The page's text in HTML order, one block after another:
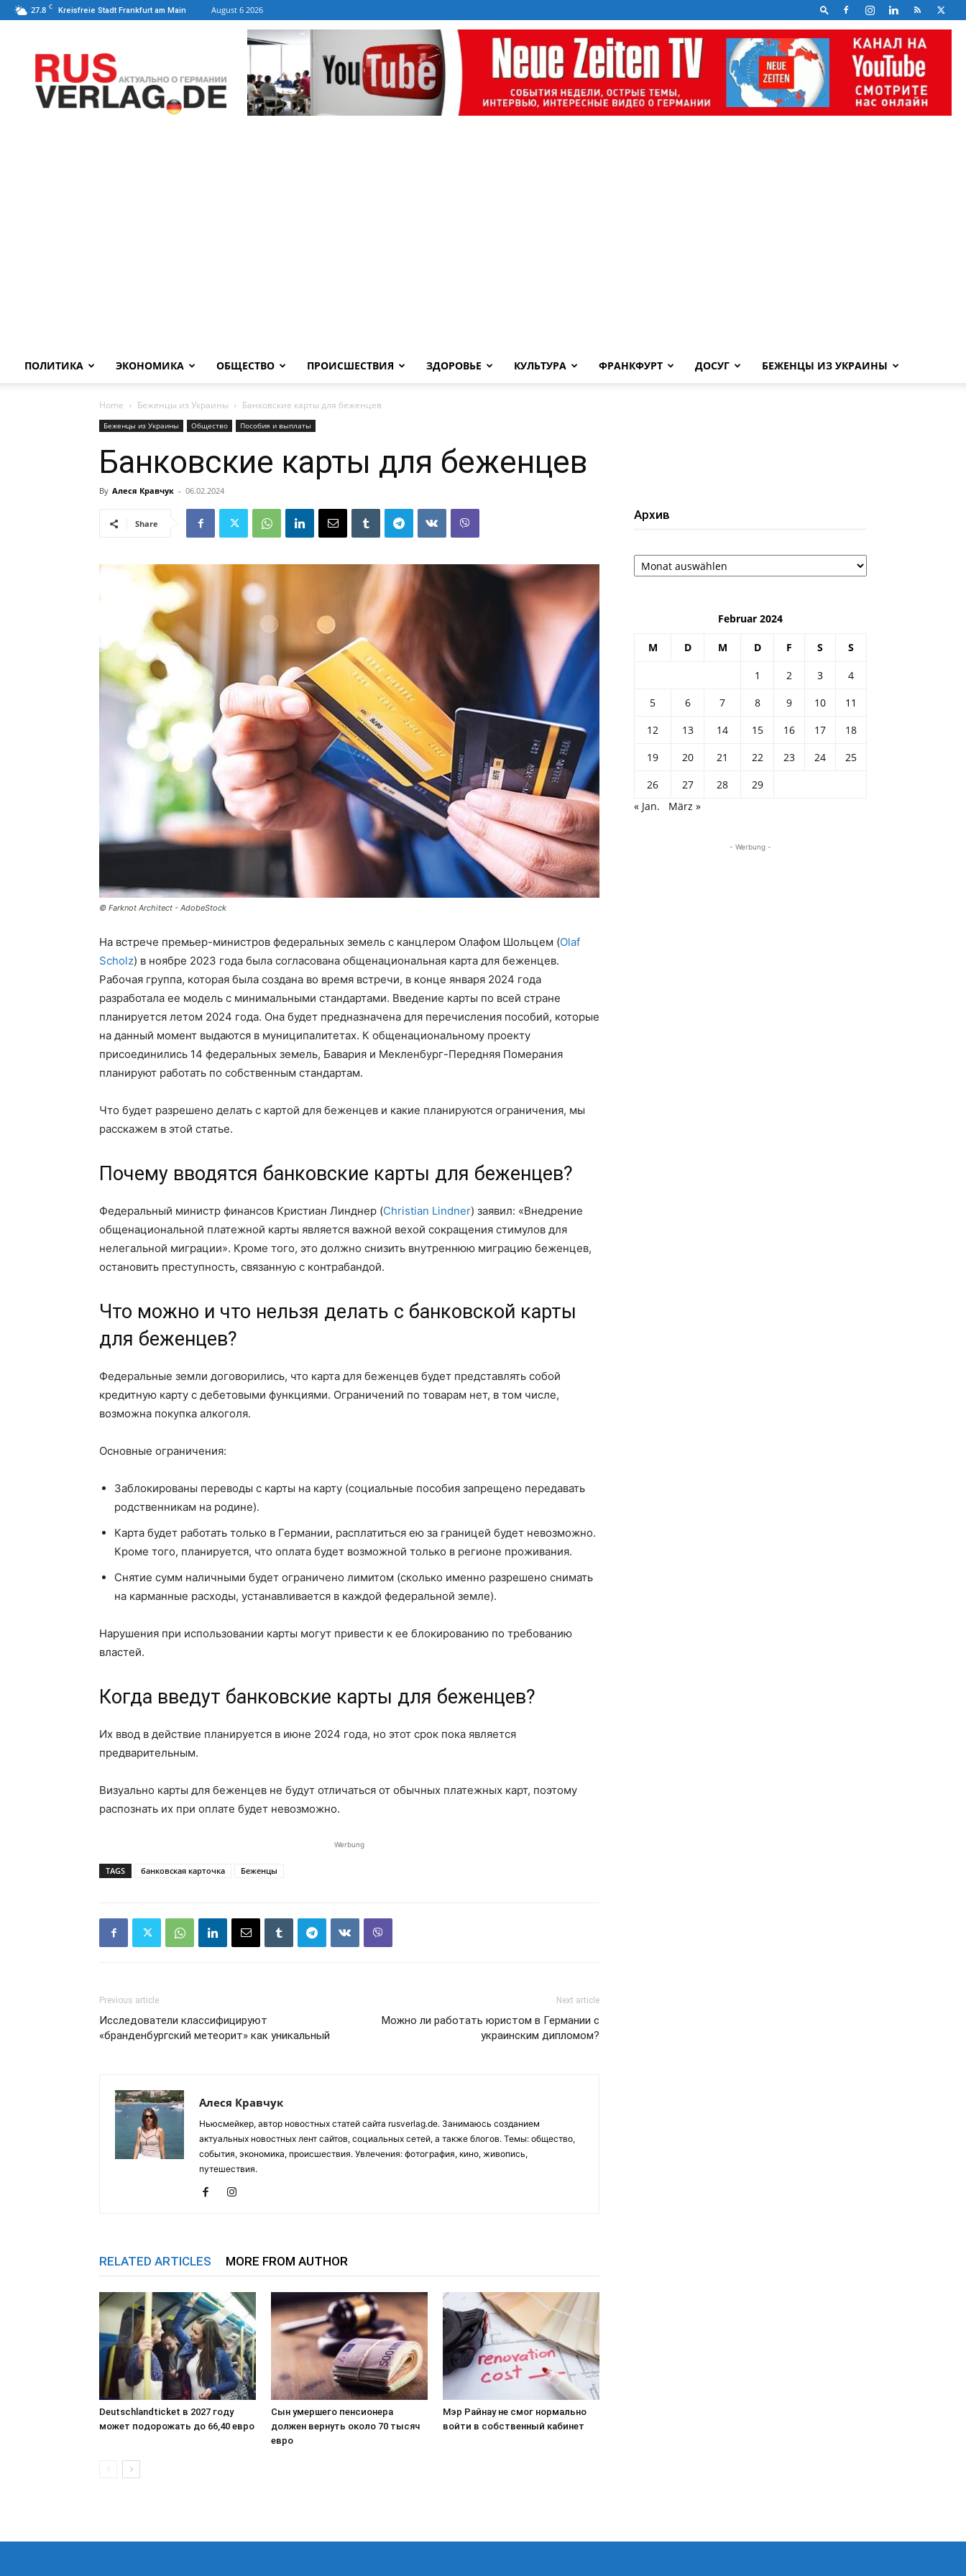
27.8 C Kreisfreie Stadt Frankfurt am Main August 6 2026
ПОЛИТИКА ЭКОНОМИКА ОБЩЕСТВО ПРОИСШЕСТВИЯ ЗДОРОВЬЕ КУЛЬТУРА ФРАНКФУРТ ДОСУГ БЕЖЕНЦЫ ИЗ УКРАИНЫ
Home Беженцы из Украины Банковские карты для беженцев
Беженцы из Украины Общество Пособия и выплаты
Банковские карты для беженцев
By Алеся Кравчук - 06.02.2024
Share
© Farknot Architect - AdobeStock
На встрече премьер-министров федеральных земель с канцлером Олафом Шольцем (Olaf
Scholz) в ноябре 2023 года была согласована общенациональная карта для беженцев.
Рабочая группа, которая была создана во время встречи, в конце января 2024 года
разработала ее модель с минимальными стандартами. Введение карты по всей стране
планируется летом 2024 года. Она будет предназначена для перечисления пособий, которые
на данный момент выдаются в муниципалитетах. К общенациональному проекту
присоединились 14 федеральных земель, Бавария и Мекленбург-Передняя Померания
планируют работать по собственным стандартам.
Что будет разрешено делать с картой для беженцев и какие планируются ограничения, мы
расскажем в этой статье.
Почему вводятся банковские карты для беженцев?
Федеральный министр финансов Кристиан Линднер (Christian Lindner) заявил: «Внедрение
общенациональной платежной карты является важной вехой сокращения стимулов для
нелегальной миграции». Кроме того, это должно снизить внутреннюю миграцию беженцев,
остановить преступность, связанную с контрабандой.
Что можно и что нельзя делать с банковской карты
для беженцев?
Федеральные земли договорились, что карта для беженцев будет представлять собой
кредитную карту с дебетовыми функциями. Ограничений по товарам нет, в том числе,
возможна покупка алкоголя.
Основные ограничения:
Заблокированы переводы с карты на карту (социальные пособия запрещено передавать
родственникам на родине).
Карта будет работать только в Германии, расплатиться ею за границей будет невозможно.
Кроме того, планируется, что оплата будет возможной только в регионе проживания.
Снятие сумм наличными будет ограничено лимитом (сколько именно разрешено снимать
на карманные расходы, устанавливается в каждой федеральной земле).
Нарушения при использовании карты могут привести к ее блокированию по требованию
властей.
Когда введут банковские карты для беженцев?
Их ввод в действие планируется в июне 2024 года, но этот срок пока является
предварительным.
Визуально карты для беженцев не будут отличаться от обычных платежных карт, поэтому
распознать их при оплате будет невозможно.
Werbung
TAGS банковская карточка Беженцы
Previous article
Исследователи классифицируют
«бранденбургский метеорит» как уникальный
Next article
Можно ли работать юристом в Германии с
украинским дипломом?
Алеся Кравчук
Ньюсмейкер, автор новостных статей сайта rusverlag.de. Занимаюсь созданием
актуальных новостных лент сайтов, социальных сетей, а также блогов. Темы: общество,
события, экономика, происшествия. Увлечения: фотография, кино, живопись,
путешествия.
RELATED ARTICLES MORE FROM AUTHOR
Deutschlandticket в 2027 году
может подорожать до 66,40 евро
Сын умершего пенсионера
должен вернуть около 70 тысяч
евро
Мэр Райнау не смог нормально
войти в собственный кабинет
Архив
Архив
Februar 2024
M D M D F S S
1 2 3
4
5
6 7 8 9 10
11
12
13 14 15 16 17
18
19
20 21 22 23 24
25
26
27 28
29
« Jan.
März »
- Werbung -